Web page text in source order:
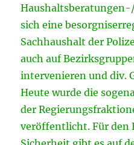
sich eine
Sachhaushalt der
auch auf
intervenieren und div.
Heute wurde die
der
veröffentlicht. Für den